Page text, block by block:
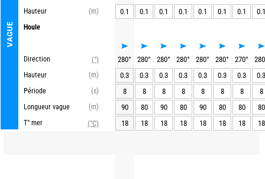
VAGUE
Hauteur
(m)
Houle
Direction
(°)
Hauteur
(m)
Période
(s)
Longueur vague
(m)
T° mer
(°C)
0.1 0.1 0.1 0.1 0.1 0.1 0.1 0.1
280° 280° 280° 280° 280° 280° 270°
280
0.3
0.3 0.3 0.3 0.3 0.3 0.3
0.3
8
8 8 8 8 8 8
8
90
80 90 80 90 80 80
80
18
18 18 18 18 18 18 18